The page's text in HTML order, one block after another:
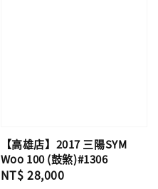
【高雄店】2017 三陽SYM
Woo 100 (鼓煞)#1306
Regular
NT$ 28,000